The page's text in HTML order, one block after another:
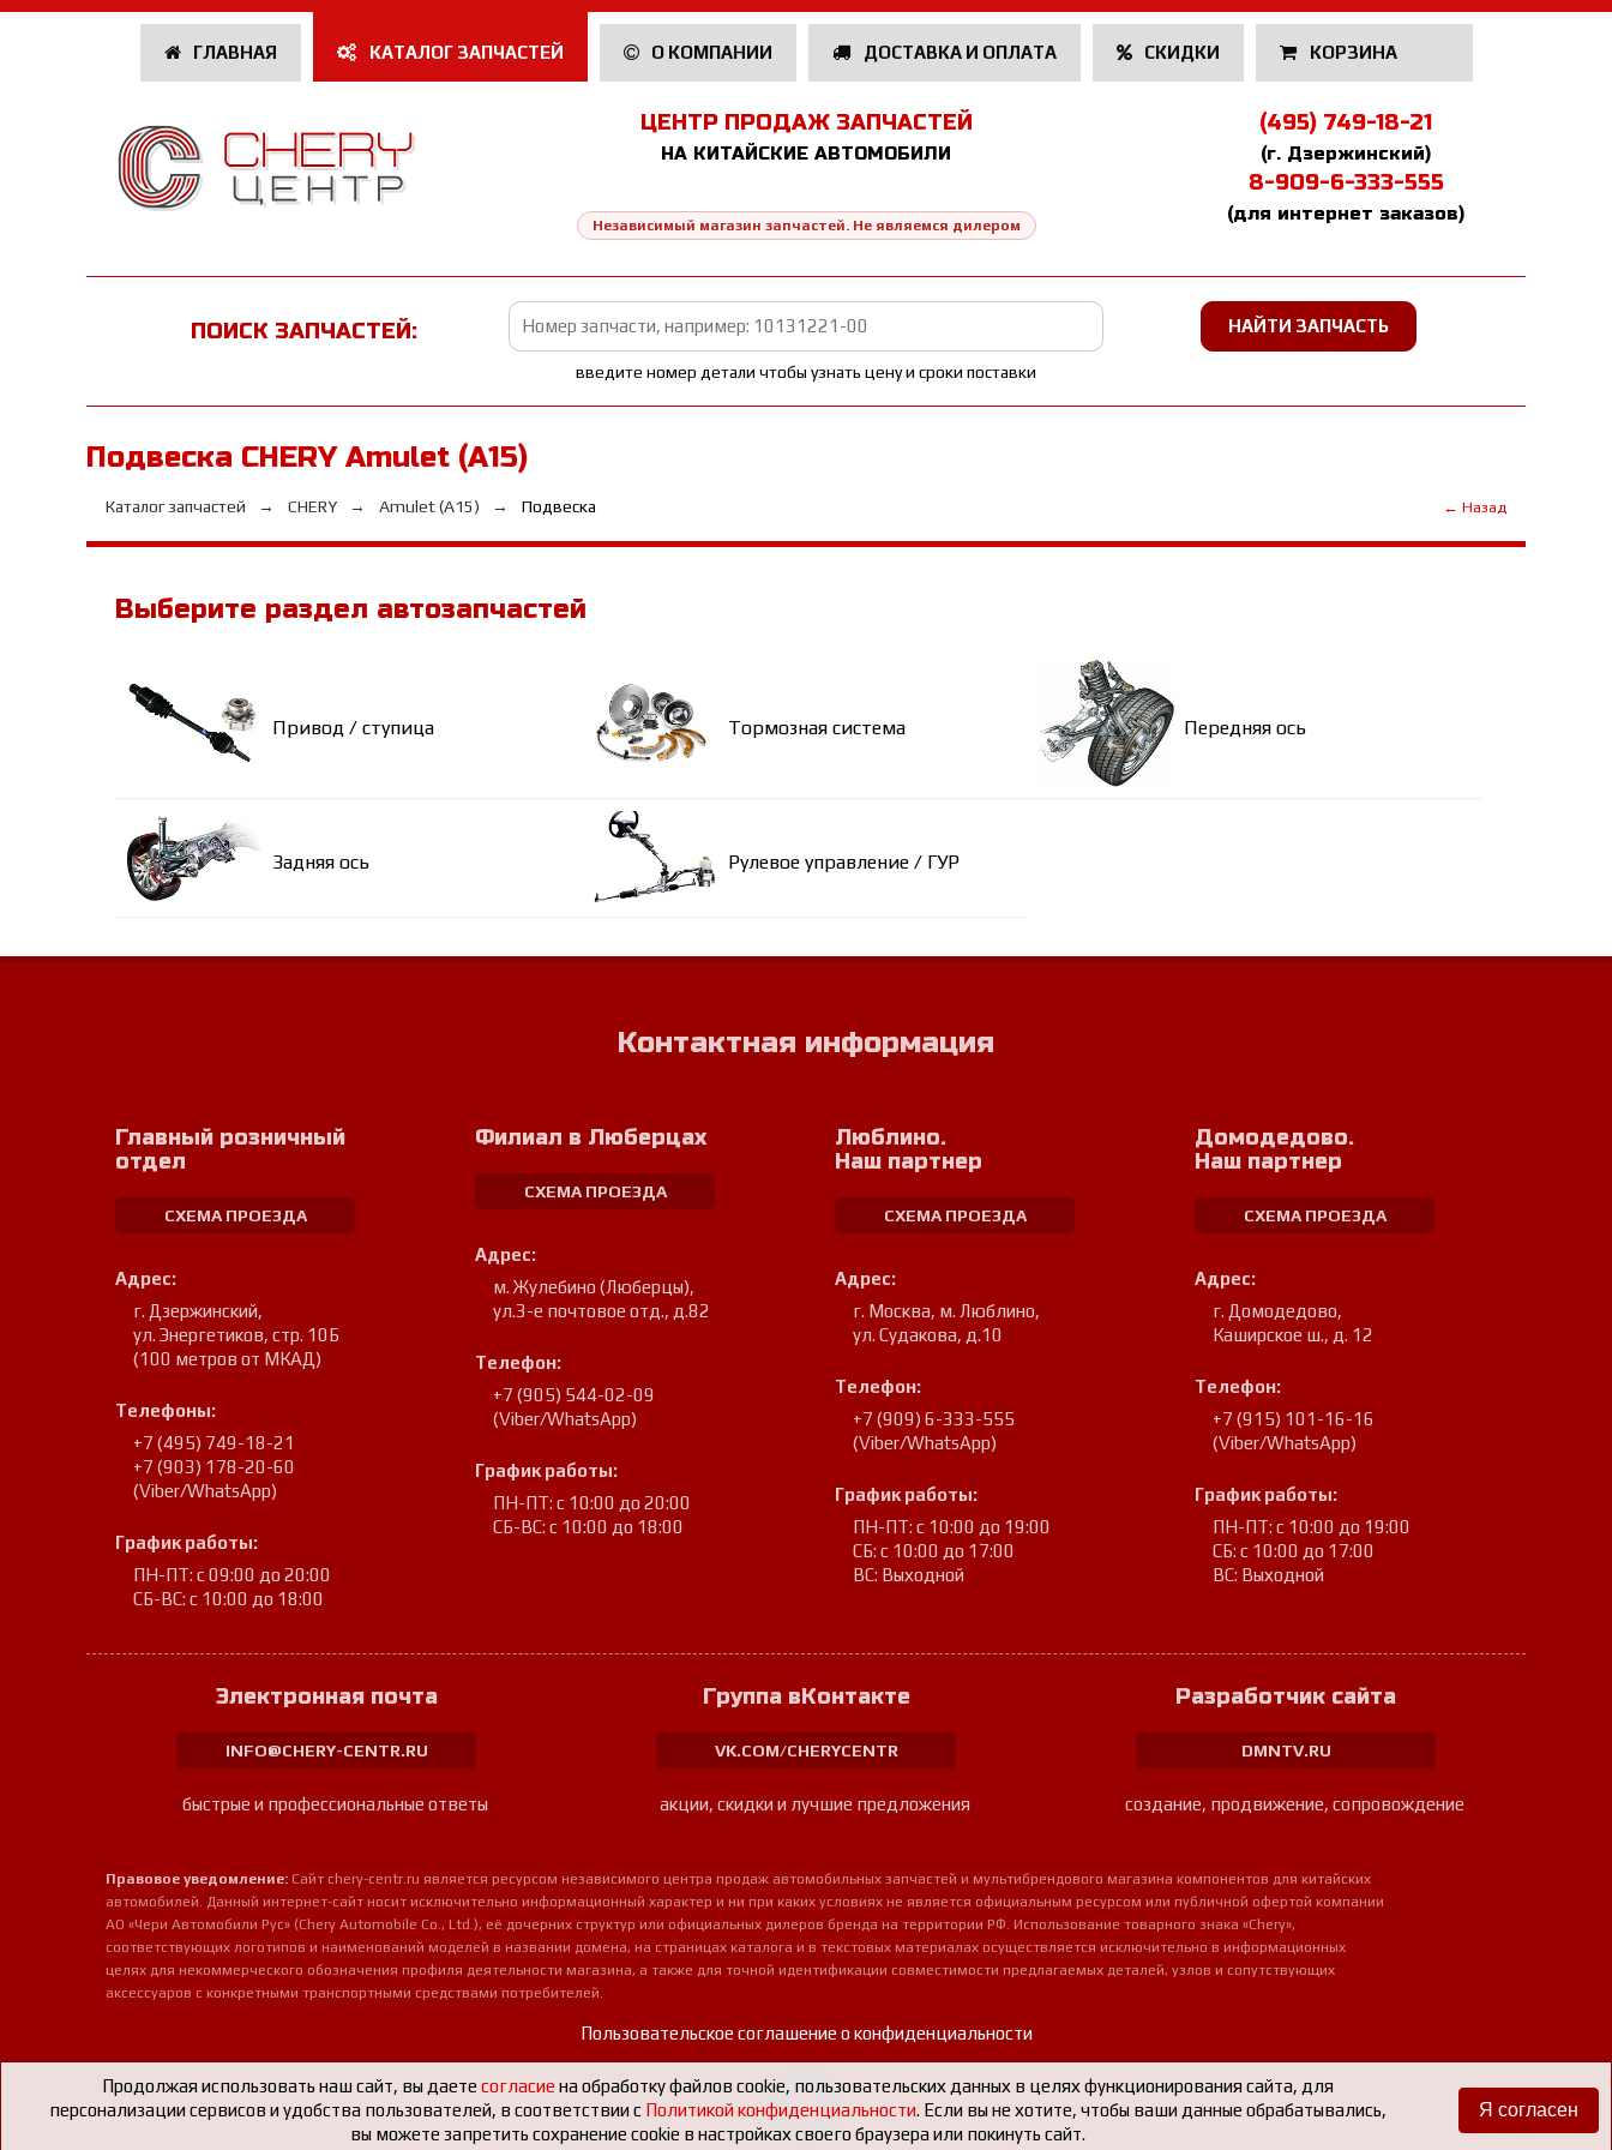
ГЛАВНАЯ КАТАЛОГ ЗАПЧАСТЕЙ О КОМПАНИИ ДОСТАВКА И ОПЛАТА СКИДКИ КОРЗИНА
ЦЕНТР ПРОДАЖ ЗАПЧАСТЕЙ
НА КИТАЙСКИЕ АВТОМОБИЛИ
Независимый магазин запчастей. Не являемся дилером
(495) 749-18-21
(г. Дзержинский)
8-909-6-333-555
(для интернет заказов)
ПОИСК ЗАПЧАСТЕЙ:
введите номер детали чтобы узнать цену и сроки поставки
Подвеска CHERY Amulet (A15)
Каталог запчастей CHERY Amulet (A15) Подвеска ← Назад
Выберите раздел автозапчастей
Привод / ступица Тормозная система Передняя ось
Задняя ось Рулевое управление / ГУР
Контактная информация
Главный розничный
отдел
СХЕМА ПРОЕЗДА
Адрес:
г. Дзержинский,
ул. Энергетиков, стр. 10Б
(100 метров от МКАД)
Телефоны:
+7 (495) 749-18-21
+7 (903) 178-20-60
(Viber/WhatsApp)
График работы:
ПН-ПТ: с 09:00 до 20:00
СБ-ВС: с 10:00 до 18:00
Филиал в Люберцах
СХЕМА ПРОЕЗДА
Адрес:
м. Жулебино (Люберцы),
ул.3-е почтовое отд., д.82
Телефон:
+7 (905) 544-02-09
(Viber/WhatsApp)
График работы:
ПН-ПТ: с 10:00 до 20:00
СБ-ВС: с 10:00 до 18:00
Люблино.
Наш партнер
СХЕМА ПРОЕЗДА
Адрес:
г. Москва, м. Люблино,
ул. Судакова, д.10
Телефон:
+7 (909) 6-333-555
(Viber/WhatsApp)
График работы:
ПН-ПТ: с 10:00 до 19:00
СБ: с 10:00 до 17:00
ВС: Выходной
Домодедово.
Наш партнер
СХЕМА ПРОЕЗДА
Адрес:
г. Домодедово,
Каширское ш., д. 12
Телефон:
+7 (915) 101-16-16
(Viber/WhatsApp)
График работы:
ПН-ПТ: с 10:00 до 19:00
СБ: с 10:00 до 17:00
ВС: Выходной
Электронная почта
INFO@CHERY-CENTR.RU
быстрые и профессиональные ответы
Группа вКонтакте
VK.COM/CHERYCENTR
акции, скидки и лучшие предложения
Разработчик сайта
DMNTV.RU
создание, продвижение, сопровождение
Правовое уведомление: Сайт chery-centr.ru является ресурсом независимого центра продаж автомобильных запчастей и мультибрендового магазина компонентов для китайских
автомобилей. Данный интернет-сайт носит исключительно информационный характер и ни при каких условиях не является официальным ресурсом или публичной офертой компании
АО «Чери Автомобили Рус» (Chery Automobile Co., Ltd.), её дочерних структур или официальных дилеров бренда на территории РФ. Использование товарного знака «Chery»,
соответствующих логотипов и наименований моделей в названии домена, на страницах каталога и в текстовых материалах осуществляется исключительно в информационных
целях для некоммерческого обозначения профиля деятельности магазина, а также для точной идентификации совместимости предлагаемых деталей, узлов и сопутствующих
аксессуаров с конкретными транспортными средствами потребителей.
Пользовательское соглашение о конфиденциальности
Продолжая использовать наш сайт, вы даете согласие на обработку файлов cookie, пользовательских данных в целях функционирования сайта, для
персонализации сервисов и удобства пользователей, в соответствии с Политикой конфиденциальности. Если вы не хотите, чтобы ваши данные обрабатывались,
вы можете запретить сохранение cookie в настройках своего браузера или покинуть сайт.
Я согласен